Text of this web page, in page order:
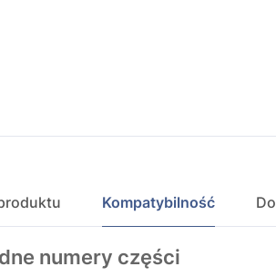
Kompatybilność
numery części